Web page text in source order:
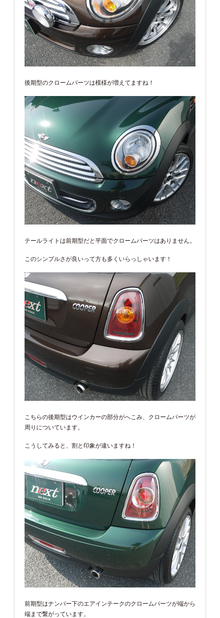
後期型のクロームパーツは模様が増えてますね！
テールライトは前期型だと平面でクロームパーツはありません。
このシンプルさが良いって方も多くいらっしゃいます！
こちらの後期型はウインカーの部分がへこみ、クロームパーツが
周りについています。
こうしてみると、割と印象が違いますね！
前期型はナンバー下のエアインテークのクロームパーツが端から
端まで繋がっています。